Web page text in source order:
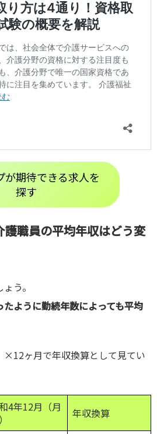
が期待できる求人を
探す
護職員の平均年収はどう変
う。
ように勤続年数によっても平均
×12ヶ月で年収換算として見てい
4年12月（月
年収換算